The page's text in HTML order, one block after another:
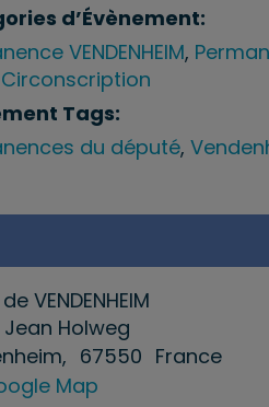
d’Évènement:
VENDENHEIM,
Tags:
du député,
VENDENHEIM
Jean Holweg
, 67550 France
Map